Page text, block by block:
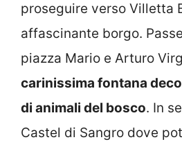
proseguire verso Villetta
affascinante borgo.
piazza Mario e Arturo
carinissima fontana
di animali del bosco. In
Castel di Sangro dove